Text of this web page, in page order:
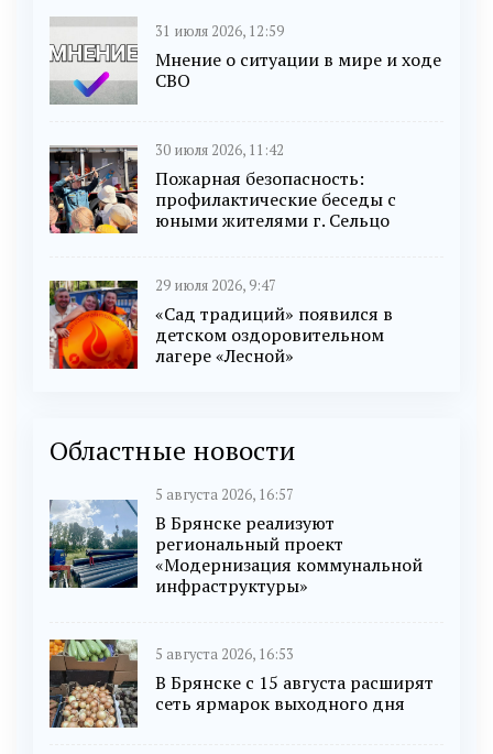
31 июля 2026, 12:59
Мнение о ситуации в мире и ходе
СВО
30 июля 2026, 11:42
Пожарная безопасность:
профилактические беседы с
юными жителями г. Сельцо
29 июля 2026, 9:47
«Сад традиций» появился в
детском оздоровительном
лагере «Лесной»
Областные новости
5 августа 2026, 16:57
В Брянске реализуют
региональный проект
«Модернизация коммунальной
инфраструктуры»
5 августа 2026, 16:53
В Брянске с 15 августа расширят
сеть ярмарок выходного дня